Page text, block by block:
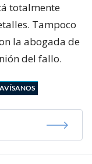
totalmente
Tampoco
la abogada de
del fallo.
AVÍSANOS